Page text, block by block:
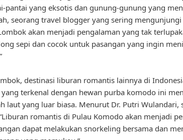
pantai yang eksotis dan gunung-gunung yang
seorang travel blogger yang sering
akan menjadi pengalaman yang tak
sepi dan cocok untuk pasangan yang ingin
destinasi liburan romantis lainnya di
terkenal dengan hewan purba komodo ini
laut yang luar biasa. Menurut Dr. Putri Wulandari,
romantis di Pulau Komodo akan menjadi
dapat melakukan snorkeling bersama dan